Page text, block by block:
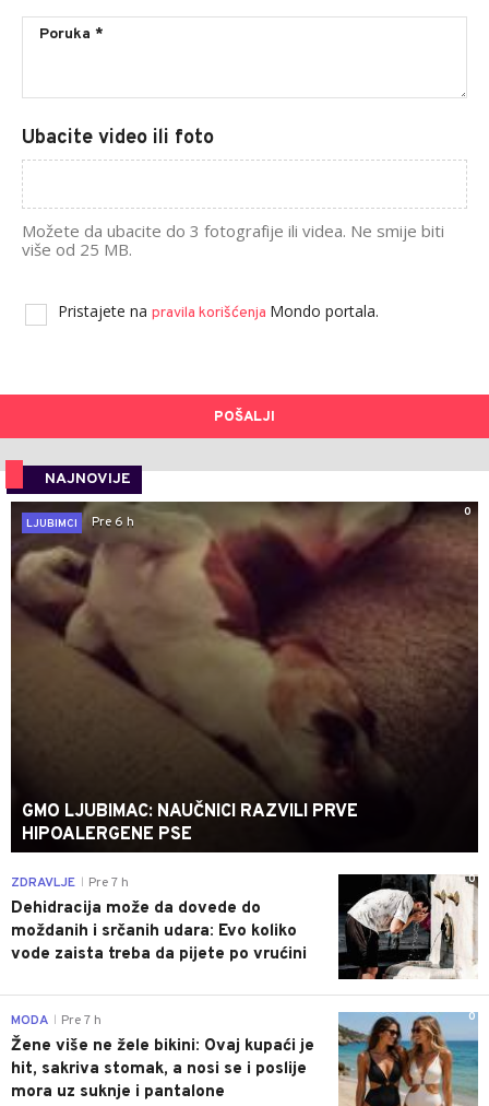
Ubacite video ili foto
Možete da ubacite do 3 fotografije ili videa. Ne smije biti
više od 25 MB.
Pristajete na pravila korišćenja Mondo portala.
POŠALJI
NAJNOVIJE
0
LJUBIMCI
Pre 6 h
GMO LJUBIMAC: NAUČNICI RAZVILI PRVE
HIPOALERGENE PSE
0
ZDRAVLJE Pre 7 h
Dehidracija može da dovede do
moždanih i srčanih udara: Evo koliko
vode zaista treba da pijete po vrućini
0
MODA Pre 7 h
Žene više ne žele bikini: Ovaj kupaći je
hit, sakriva stomak, a nosi se i poslije
mora uz suknje i pantalone